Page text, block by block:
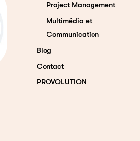
Project Management
Multimédia et
Communication
Blog
Contact
PROVOLUTION